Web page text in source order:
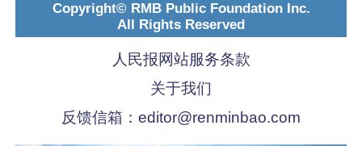
Copyright© RMB Public Foundation Inc.
All Rights Reserved
人民报网站服务条款
关于我们
反馈信箱： editor@renminbao.com